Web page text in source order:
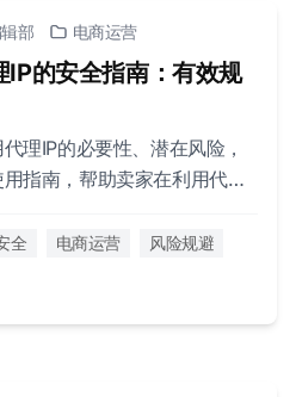
部 电商运营
IP的安全指南：有效规
理IP的必要性、潜在风险，
指南，帮助卖家在利用代理
全 电商运营
风险规避